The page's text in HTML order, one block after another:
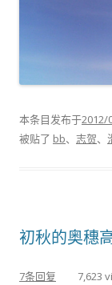
本条目发布于2012/
被贴了 bb、 志贺、
初秋的奥穗
7条回复 7,623